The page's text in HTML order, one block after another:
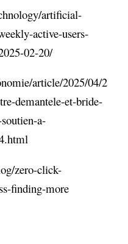
artificial-
active-users-
02-20/
article/2025/04/2
demantele-et-bride-
a-
zero-click-
finding-more